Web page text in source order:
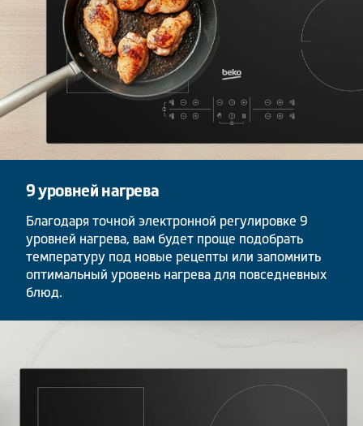
9 уровней нагрева
Благодаря точной электронной регулировке 9
уровней нагрева, вам будет проще подобрать
температуру под новые рецепты или запомнить
оптимальный уровень нагрева для повседневных
блюд.